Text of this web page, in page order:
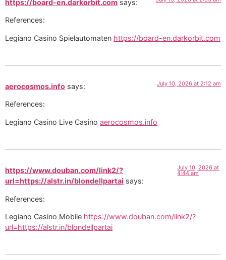
https://board-en.darkorbit.com says:
References:
Legiano Casino Spielautomaten https://board-en.darkorbit.com
aerocosmos.info says: July 10, 2026 at 2:12 am
References:
Legiano Casino Live Casino aerocosmos.info
https://www.douban.com/link2/?
url=https://alstr.in/blondellpartai says:
July 10, 2026 at
4:44 am
References:
Legiano Casino Mobile https://www.douban.com/link2/?
url=https://alstr.in/blondellpartai